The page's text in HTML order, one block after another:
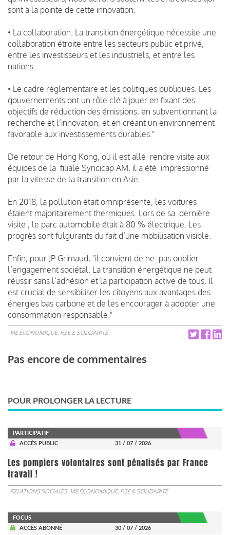
sont à la pointe de cette innovation.
• La collaboration. La transition énergétique nécessite une
collaboration étroite entre les secteurs public et privé,
entre les investisseurs et les industriels, et entre les
nations.
• Le cadre réglementaire et les politiques publiques. Les
gouvernements ont un rôle clé à jouer en fixant des
objectifs de réduction des émissions, en subventionnant la
recherche et l’innovation, et en créant un environnement
favorable aux investissements durables."
De retour de Hong Kong, où il est allé rendre visite aux
équipes de la filiale Syncicap AM, il a été impressionné
par la vitesse de la transition en Asie.
En 2018, la pollution était omniprésente, les voitures
étaient majoritairement thermiques. Lors de sa dernière
visite , le parc automobile était à 80 % électrique. Les
progrès sont fulgurants du fait d’une mobilisation visible.
Enfin, pour JP Grimaud, "il convient de ne pas oublier
l’engagement sociétal. La transition énergétique ne peut
réussir sans l’adhésion et la participation active de tous. Il
est crucial de sensibiliser les citoyens aux avantages des
énergies bas carbone et de les encourager à adopter une
consommation responsable."
VIE ÉCONOMIQUE, RSE & SOLIDARITÉ
Pas encore de commentaires
POUR PROLONGER LA LECTURE
PARTICIPATIF
ACCÈS PUBLIC
31 / 07 / 2026
Les pompiers volontaires sont pénalisés par France
travail !
RELATIONS SOCIALES VIE ÉCONOMIQUE, RSE & SOLIDARITÉ
FOCUS
ACCÈS ABONNÉ
30 / 07 / 2026